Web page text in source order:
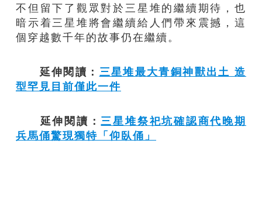
不但留下了觀眾對於三星堆的繼續期待，也
暗示着三星堆將會繼續給人們帶來震撼，這
個穿越數千年的故事仍在繼續。
延伸閱讀： 三星堆最大青銅神獸出土 造
型罕見目前僅此一件
延伸閱讀：三星堆祭祀坑確認商代晚期
兵馬俑驚現獨特「仰臥俑」